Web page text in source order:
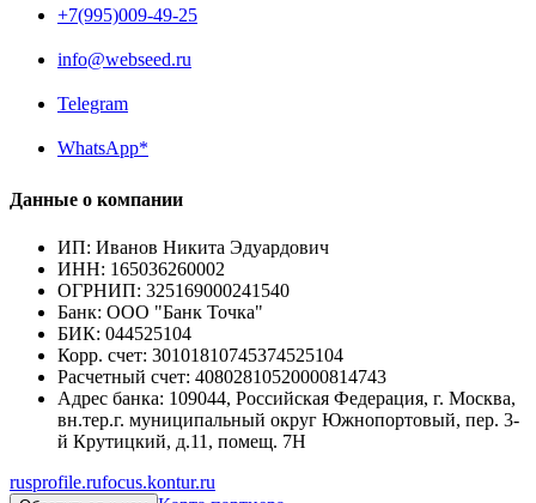
+7(995)009-49-25
info@webseed.ru
Telegram
WhatsApp*
Данные о компании
ИП: Иванов Никита Эдуардович
ИНН: 165036260002
ОГРНИП: 325169000241540
Банк: ООО "Банк Точка"
БИК: 044525104
Корр. счет: 30101810745374525104
Расчетный счет: 40802810520000814743
Адрес банка: 109044, Российская Федерация, г. Москва,
вн.тер.г. муниципальный округ Южнопортовый, пер. 3-
й Крутицкий, д.11, помещ. 7Н
rusprofile.rufocus.kontur.ru